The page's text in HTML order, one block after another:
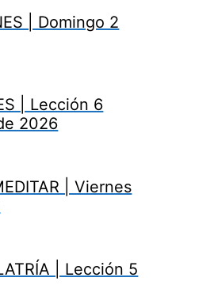
| Domingo 2
| Lección 6
2026
| Viernes
| Lección 5